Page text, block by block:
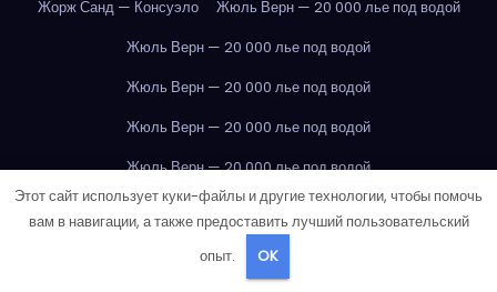
Жорж Санд — Консуэло
Жюль Верн — 20 000 лье под водой
Жюль Верн — 20 000 лье под водой
Жюль Верн — 20 000 лье под водой
Жюль Верн — 20 000 лье под водой
Жюль Верн — 20 000 лье под водой
Жюль Верн — 20 000 лье под водой
Жюль Верн — 20 000 лье под водой
Жюль Верн — 20 000 лье под водой
Этот сайт использует куки-файлы и другие технологии, чтобы помочь
вам в навигации, а также предоставить лучший пользовательский
опыт.
OK